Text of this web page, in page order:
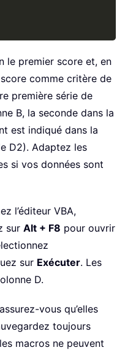
le premier score et, en
comme critère de
première série de
B, la seconde dans la
est indiqué dans la
D2). Adaptez les
si vos données sont
l’éditeur VBA,
sur Alt + F8 pour ouvrir
sur Exécuter. Les
D.
vous qu’elles
toujours
macros ne peuvent